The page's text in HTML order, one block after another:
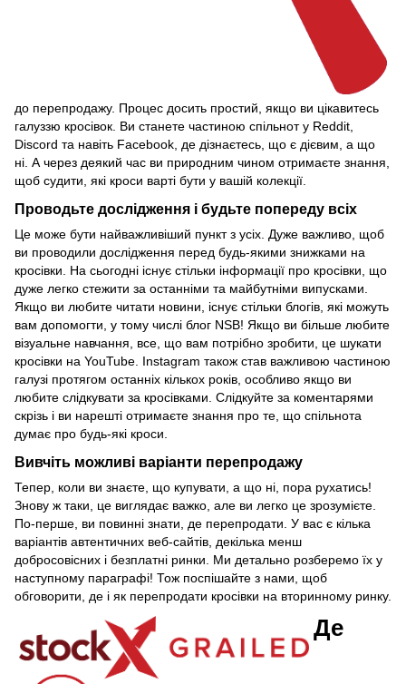
до перепродажу. Процес досить простий, якщо ви цікавитесь
галуззю кросівок. Ви станете частиною спільнот у Reddit,
Discord та навіть Facebook, де дізнаєтесь, що є дієвим, а що
ні. А через деякий час ви природним чином отримаєте знання,
щоб судити, які кроси варті бути у вашій колекції.
Проводьте дослідження і будьте попереду всіх
Це може бути найважливіший пункт з усіх. Дуже важливо, щоб
ви проводили дослідження перед будь-якими знижками на
кросівки. На сьогодні існує стільки інформації про кросівки, що
дуже легко стежити за останніми та майбутніми випусками.
Якщо ви любите читати новини, існує стільки блогів, які можуть
вам допомогти, у тому числі блог NSB! Якщо ви більше любите
візуальне навчання, все, що вам потрібно зробити, це шукати
кросівки на YouTube. Instagram також став важливою частиною
галузі протягом останніх кількох років, особливо якщо ви
любите слідкувати за кросівками. Слідкуйте за коментарями
скрізь і ви нарешті отримаєте знання про те, що спільнота
думає про будь-які кроси.
Вивчіть можливі варіанти перепродажу
Тепер, коли ви знаєте, що купувати, а що ні, пора рухатись!
Знову ж таки, це виглядає важко, але ви легко це зрозумієте.
По-перше, ви повинні знати, де перепродати. У вас є кілька
варіантів автентичних веб-сайтів, декілька менш
добросовісних і безплатні ринки. Ми детально розберемо їх у
наступному параграфі! Тож поспішайте з нами, щоб
обговорити, де і як перепродати кросівки на вторинному ринку.
Де